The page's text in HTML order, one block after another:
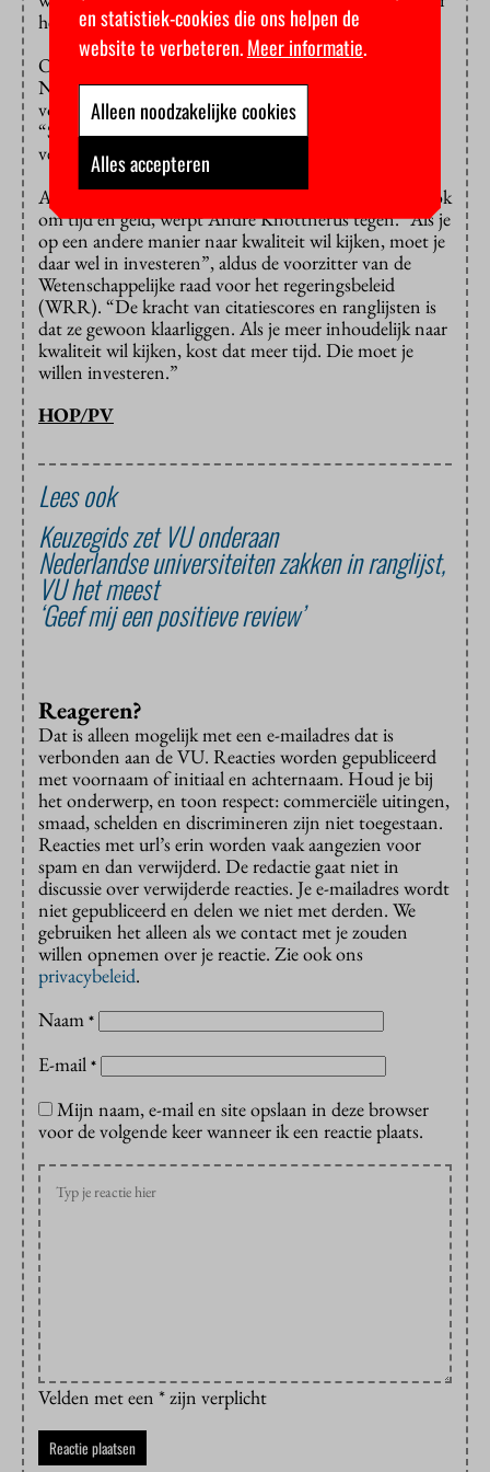
het kan wel.”
Ook José van Dijck, voorzitter van de Koninklijke
Nederlandse Akademie van Wetenschappen en
voormalig UvA-decaan, spreekt haar collega’s aan:
“Soms moet je als bestuurder zeggen: tot hier en niet
verder. Ik doe niet meer mee met deze gekkigheid.”
Allemaal waar natuurlijk. Maar uiteindelijk gaat het ook
om tijd en geld, werpt André Knottnerus tegen. “Als je
op een andere manier naar kwaliteit wil kijken, moet je
daar wel in investeren”, aldus de voorzitter van de
Wetenschappelijke raad voor het regeringsbeleid
(WRR). “De kracht van citatiescores en ranglijsten is
dat ze gewoon klaarliggen. Als je meer inhoudelijk naar
kwaliteit wil kijken, kost dat meer tijd. Die moet je
willen investeren.”
HOP/PV
Lees ook
Keuzegids zet VU onderaan
Nederlandse universiteiten zakken in ranglijst,
VU het meest
‘Geef mij een positieve review’
Reageren?
Dat is alleen mogelijk met een e-mailadres dat is
verbonden aan de VU. Reacties worden gepubliceerd
met voornaam of initiaal en achternaam. Houd je bij
het onderwerp, en toon respect: commerciële uitingen,
smaad, schelden en discrimineren zijn niet toegestaan.
Reacties met url’s erin worden vaak aangezien voor
spam en dan verwijderd. De redactie gaat niet in
discussie over verwijderde reacties. Je e-mailadres wordt
niet gepubliceerd en delen we niet met derden. We
gebruiken het alleen als we contact met je zouden
willen opnemen over je reactie. Zie ook ons
privacybeleid.
Naam *
E-mail *
Mijn naam, e-mail en site opslaan in deze browser
voor de volgende keer wanneer ik een reactie plaats.
Velden met een * zijn verplicht
en statistiek-cookies die ons helpen de
website te verbeteren.Meer informatie.
Alleen noodzakelijke cookies
Alles accepteren